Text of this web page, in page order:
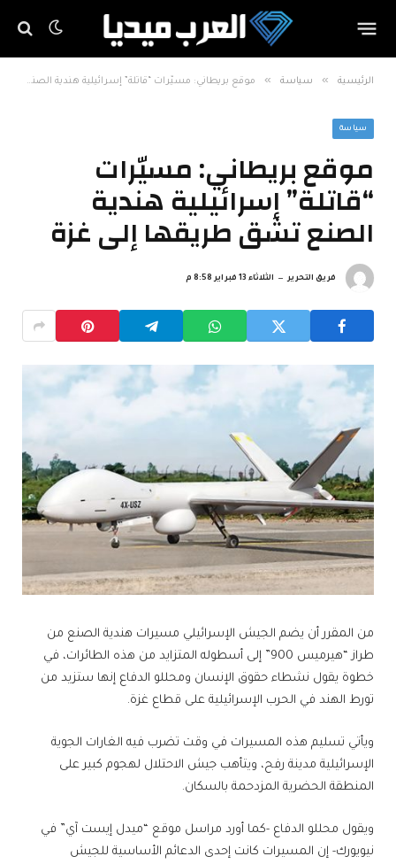
الرئيسية » سياسة » موقع بريطاني: مسيّرات “قاتلة” إسرائيلية هندية الصنع تشق طريقها إلى غزة
سياسة
موقع بريطاني: مسيّرات
“قاتلة” إسرائيلية هندية
الصنع تشق طريقها إلى غزة
فريق التحرير الثلاثاء 13 فبراير 8:58 م
من المقرر أن يضم الجيش الإسرائيلي مسيرات هندية الصنع من
طراز “هيرميس 900” إلى أسطوله المتزايد من هذه الطائرات، في
خطوة يقول نشطاء حقوق الإنسان ومحللو الدفاع إنها ستزيد من
تورط الهند في الحرب الإسرائيلية على قطاع غزة.
ويأتي تسليم هذه المسيرات في وقت تضرب فيه الغارات الجوية
الإسرائيلية مدينة رفح، ويتأهب جيش الاحتلال لهجوم كبير على
المنطقة الحضرية المزدحمة بالسكان.
ويقول محللو الدفاع -كما أورد مراسل موقع “ميدل إيست آي” في
نيويورك- إن المسيرات كانت إحدى الدعائم الأساسية للجيش